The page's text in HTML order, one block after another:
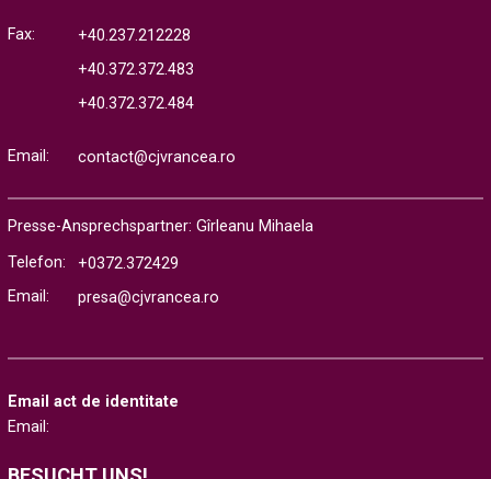
Fax:
+40.237.212228
+40.372.372.483
+40.372.372.484
Email: contact@cjvrancea.ro
Presse-Ansprechspartner: Gîrleanu Mihaela
Telefon:
+0372.372429
Email:
presa@cjvrancea.ro
Email act de identitate
Email: